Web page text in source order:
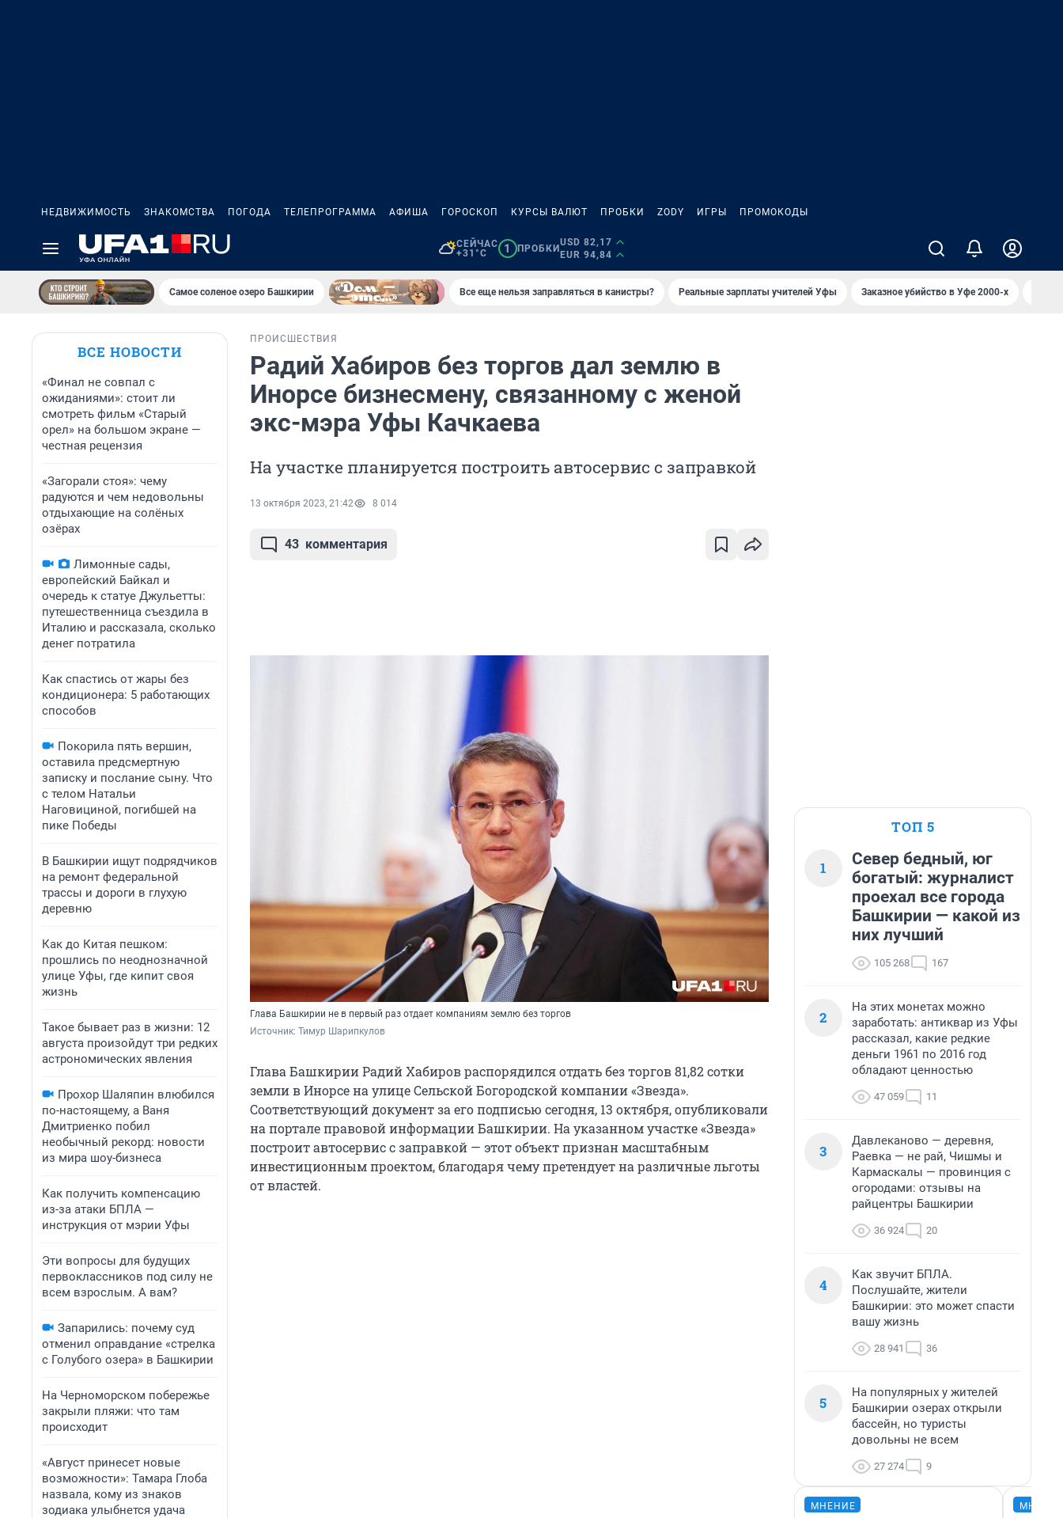
НЕДВИЖИМОСТЬ ЗНАКОМСТВА ПОГОДА ТЕЛЕПРОГРАММА АФИША ГОРОСКОП КУРСЫ ВАЛЮТ ПРОБКИ ZODY ИГРЫ ПРОМОКОДЫ
СЕЙЧАС
+31°C
1 ПРОБКИ
USD 82,17
EUR 94,84
Самое соленое озеро Башкирии Все еще нельзя заправляться в канистры? Реальные зарплаты учителей Уфы Заказное убийство в Уфе 2000-х
ВСЕ НОВОСТИ
«Финал не совпал с
ожиданиями»: стоит ли
смотреть фильм «Старый
орел» на большом экране —
честная рецензия
«Загорали стоя»: чему
радуются и чем недовольны
отдыхающие на солёных
озёрах
Лимонные сады,
европейский Байкал и
очередь к статуе Джульетты:
путешественница съездила в
Италию и рассказала, сколько
денег потратила
Как спастись от жары без
кондиционера: 5 работающих
способов
Покорила пять вершин,
оставила предсмертную
записку и послание сыну. Что
с телом Натальи
Наговициной, погибшей на
пике Победы
В Башкирии ищут подрядчиков
на ремонт федеральной
трассы и дороги в глухую
деревню
Как до Китая пешком:
прошлись по неоднозначной
улице Уфы, где кипит своя
жизнь
Такое бывает раз в жизни: 12
августа произойдут три редких
астрономических явления
Прохор Шаляпин влюбился
по-настоящему, а Ваня
Дмитриенко побил
необычный рекорд: новости
из мира шоу-бизнеса
Как получить компенсацию
из-за атаки БПЛА —
инструкция от мэрии Уфы
Эти вопросы для будущих
первоклассников под силу не
всем взрослым. А вам?
Запарились: почему суд
отменил оправдание «стрелка
с Голубого озера» в Башкирии
На Черноморском побережье
закрыли пляжи: что там
происходит
«Август принесет новые
возможности»: Тамара Глоба
назвала, кому из знаков
зодиака улыбнется удача
ПРОИСШЕСТВИЯ
Радий Хабиров без торгов дал землю в
Инорсе бизнесмену, связанному с женой
экс-мэра Уфы Качкаева
На участке планируется построить автосервис с заправкой
13 октября 2023, 21:42 8 014
43 комментария
Глава Башкирии не в первый раз отдает компаниям землю без торгов
Источник: Тимур Шарипкулов
Глава Башкирии Радий Хабиров распорядился отдать без торгов 81,82 сотки
земли в Инорсе на улице Сельской Богородской компании «Звезда».
Соответствующий документ за его подписью сегодня, 13 октября, опубликовали
на портале правовой информации Башкирии. На указанном участке «Звезда»
построит автосервис с заправкой — этот объект признан масштабным
инвестиционным проектом, благодаря чему претендует на различные льготы
от властей.
ТОП 5
1
Север бедный, юг
богатый: журналист
проехал все города
Башкирии — какой из
них лучший
105 268 167
2
На этих монетах можно
заработать: антиквар из Уфы
рассказал, какие редкие
деньги 1961 по 2016 год
обладают ценностью
47 059 11
3
Давлеканово — деревня,
Раевка — не рай, Чишмы и
Кармаскалы — провинция с
огородами: отзывы на
райцентры Башкирии
36 924 20
4
Как звучит БПЛА.
Послушайте, жители
Башкирии: это может спасти
вашу жизнь
28 941 36
5
На популярных у жителей
Башкирии озерах открыли
бассейн, но туристы
довольны не всем
27 274 9
МНЕНИЕ